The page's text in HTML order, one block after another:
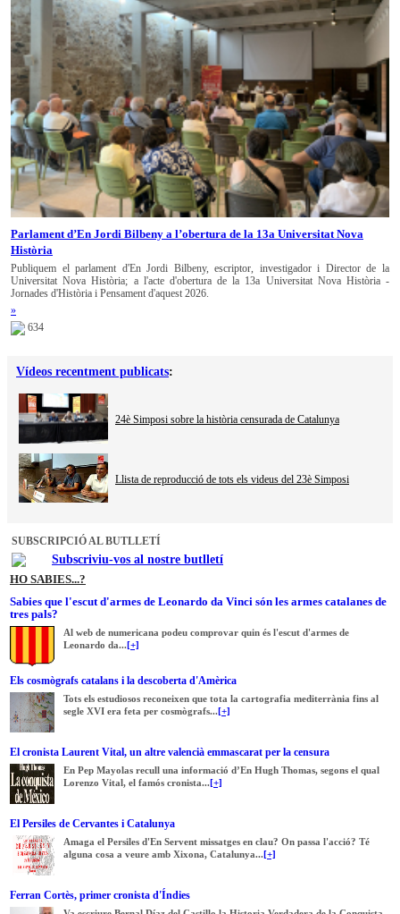
Parlament d’En Jordi Bilbeny a l’obertura de la 13a Universitat Nova
Història
Publiquem el parlament d'En Jordi Bilbeny, escriptor, investigador i Director de la
Universitat Nova Història; a l'acte d'obertura de la 13a Universitat Nova Història -
Jornades d'Història i Pensament d'aquest 2026.
»
634
Vídeos recentment publicats:
24è Simposi sobre la història censurada de Catalunya
Llista de reproducció de tots els videus del 23è Simposi
SUBSCRIPCIÓ AL BUTLLETÍ
Subscriviu-vos al nostre butlletí
HO SABIES...?
Sabies que l'escut d'armes de Leonardo da Vinci són les armes catalanes de
tres pals?
Al web de numericana podeu comprovar quin és l'escut d'armes de
Leonardo da...[+]
Els cosmògrafs catalans i la descoberta d'Amèrica
Tots els estudiosos reconeixen que tota la cartografia mediterrània fins al
segle XVI era feta per cosmògrafs...[+]
El cronista Laurent Vital, un altre valencià emmascarat per la censura
En Pep Mayolas recull una informació d’En Hugh Thomas, segons el qual
Lorenzo Vital, el famós cronista...[+]
El Persiles de Cervantes i Catalunya
Amaga el Persiles d'En Servent missatges en clau? On passa l'acció? Té
alguna cosa a veure amb Xixona, Catalunya...[+]
Ferran Cortès, primer cronista d'Índies